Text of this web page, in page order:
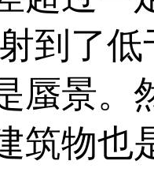
到了
蜃景。
筑物也